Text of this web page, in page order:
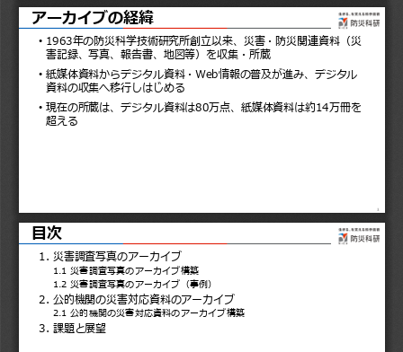
3
アーカイブの経緯
• 1963年の防災科学技術研究所創立以来、災害・防災関連資料（災
害記録、写真、報告書、地図等）を収集・所蔵
• 紙媒体資料からデジタル資料・ Web情報の普及が進み、デジタル
資料の収集へ移行しはじめる
• 現在の所蔵は、デジタル資料は80万点、紙媒体資料は約14万冊を
超える
目次
1. 災害調査写真のアーカイブ
1.1
災害調査写真のアーカイブ構築
1.2 災害調査写真のアーカイブ（事例）
2. 公的機関の災害対応資料のアーカイブ
2.1 公的機関の災害対応資料のアーカイブ構築
3. 課題と展望